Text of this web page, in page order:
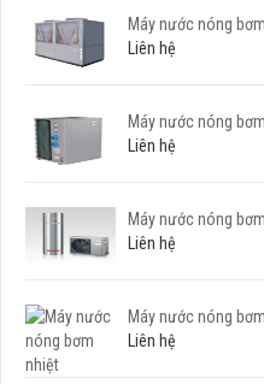
Máy nước nóng
Liên hệ
Máy nước nóng
Liên hệ
Máy nước nóng
Liên hệ
Máy nước nóng
Liên hệ